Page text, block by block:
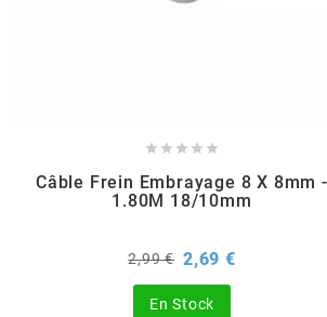
    
Câble Frein Embrayage 8 X 8mm -
1.80M 18/10mm
Prix
base
2,99 € 2,69 €Prix
En Stock